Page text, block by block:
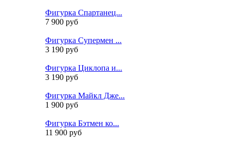
Фигурка Спартанец...
7 900 руб
Фигурка Супермен ...
3 190 руб
Фигурка Циклопа и...
3 190 руб
Фигурка Майкл Дже...
1 900 руб
Фигурка Бэтмен ко...
11 900 руб